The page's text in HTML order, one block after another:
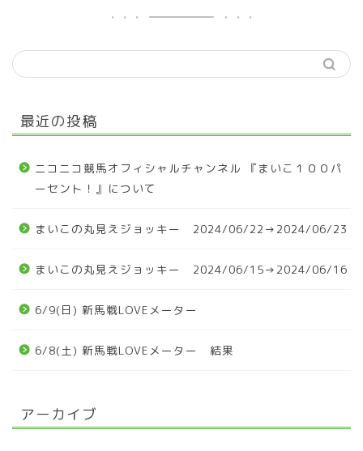
最近の投稿
ニコニコ競馬オフィシャルチャンネル 『まいこ１００パ
ーセント！』について
まいこの丸見えジョッキー 2024/06/22→2024/06/23
まいこの丸見えジョッキー 2024/06/15→2024/06/16
6/9(日) 新馬戦LOVEメーター
6/8(土) 新馬戦LOVEメーター 結果
アーカイブ